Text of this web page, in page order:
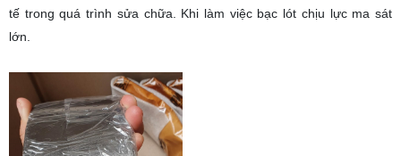
tế trong quá trình sửa chữa. Khi làm việc bạc lót chịu lực ma sát
lớn.